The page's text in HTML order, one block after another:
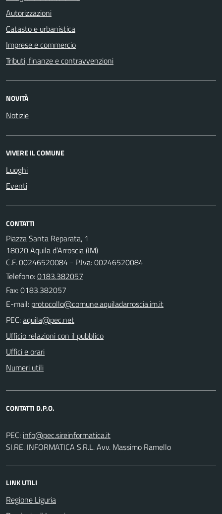
Autorizzazioni
Catasto e urbanistica
Imprese e commercio
Tributi, finanze e contravvenzioni
NOVITÀ
Notizie
VIVERE IL COMUNE
Luoghi
Eventi
CONTATTI
Piazza Santa Reparata, 1
18020 Aquila d’Arroscia (IM)
C.F. 00246520084 - P.Iva: 00246520084
Telefono:0183.382057
Fax: 0183.382057
E-mail:
PEC:
Ufficio relazioni con il pubblico
Uffici e orari
Numeri utili
CONTATTI D.P.O.
PEC:
SI.RE. INFORMATICA S.R.L. Avv. Massimo Ramello
LINK UTILI
Regione Liguria